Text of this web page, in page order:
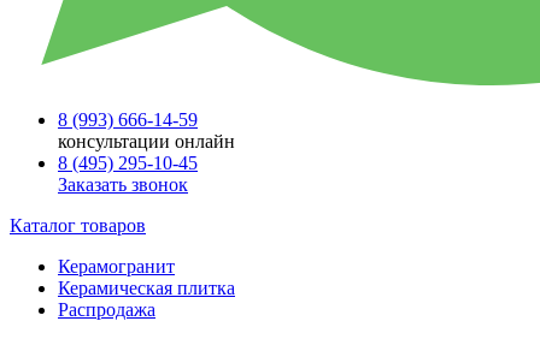
8 (993) 666-14-59
консультации онлайн
8 (495) 295-10-45
Заказать звонок
Каталог товаров
Керамогранит
Керамическая плитка
Распродажа